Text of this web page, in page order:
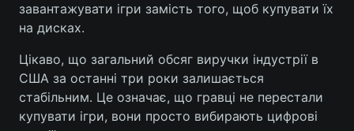
завантажувати ігри замість того, щоб купувати їх
на дисках.
Цікаво, що загальний обсяг виручки індустрії в
США за останні три роки залишається
стабільним. Це означає, що гравці не перестали
купувати ігри, вони просто вибирають цифрові